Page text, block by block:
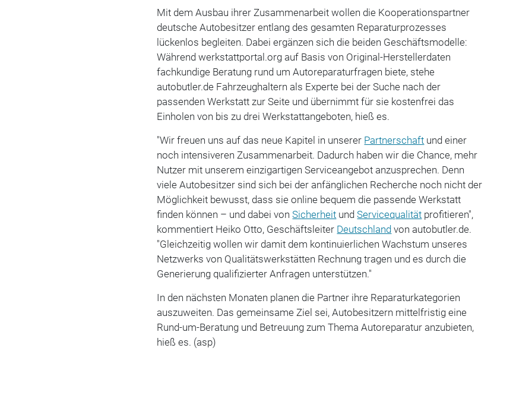
Mit dem Ausbau ihrer Zusammenarbeit wollen die Kooperationspartner
deutsche Autobesitzer entlang des gesamten Reparaturprozesses
lückenlos begleiten. Dabei ergänzen sich die beiden Geschäftsmodelle:
Während werkstattportal.org auf Basis von Original-Herstellerdaten
fachkundige Beratung rund um Autoreparaturfragen biete, stehe
autobutler.de Fahrzeughaltern als Experte bei der Suche nach der
passenden Werkstatt zur Seite und übernimmt für sie kostenfrei das
Einholen von bis zu drei Werkstattangeboten, hieß es.
"Wir freuen uns auf das neue Kapitel in unserer Partnerschaft und einer
noch intensiveren Zusammenarbeit. Dadurch haben wir die Chance, mehr
Nutzer mit unserem einzigartigen Serviceangebot anzusprechen. Denn
viele Autobesitzer sind sich bei der anfänglichen Recherche noch nicht der
Möglichkeit bewusst, dass sie online bequem die passende Werkstatt
finden können – und dabei vonSicherheit undServicequalität profitieren",
kommentiert Heiko Otto, Geschäftsleiter Deutschland von autobutler.de.
"Gleichzeitig wollen wir damit dem kontinuierlichen Wachstum unseres
Netzwerks von Qualitätswerkstätten Rechnung tragen und es durch die
Generierung qualifizierter Anfragen unterstützen."
In den nächsten Monaten planen die Partner ihre Reparaturkategorien
auszuweiten. Das gemeinsame Ziel sei, Autobesitzern mittelfristig eine
Rund-um-Beratung und Betreuung zum Thema Autoreparatur anzubieten,
hieß es. (asp)